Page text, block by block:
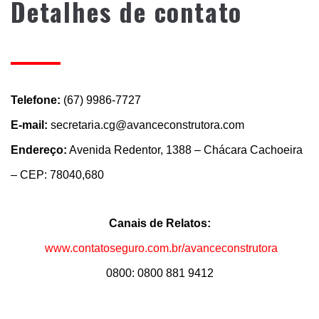
Detalhes de contato
Telefone: (67) 9986-7727
E-mail: secretaria.cg@avanceconstrutora.com
Endereço: Avenida Redentor, 1388 – Chácara Cachoeira
– CEP: 78040,680
Canais de Relatos:
www.contatoseguro.com.br/avanceconstrutora
0800: 0800 881 9412